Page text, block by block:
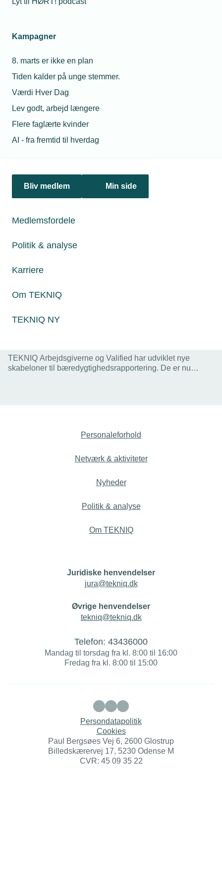
Kampagner
8. marts er ikke en plan
Tiden kalder på unge stemmer.
Værdi Hver Dag
Lev godt, arbejd længere
Flere faglærte kvinder
AI - fra fremtid til hverdag
Bliv medlem Min side
Medlemsfordele
Politik & analyse
Karriere
Om TEKNIQ
TEKNIQ NY
byggeprocessen fremover medregnes i bygningers
direktivet træder i kraft i 2024, vil det snart sprede sig til de
mindre virksomheder – det er blot et spørgsmål om tid.
TEKNIQ Arbejdsgiverne og Valified har udviklet nye
skabeloner til bæredygtighedsrapportering. De er nu
Personaleforhold
Netværk & aktiviteter
Nyheder
Politik & analyse
Om TEKNIQ
Juridiske henvendelser
jura@tekniq.dk
Øvrige henvendelser
tekniq@tekniq.dk
Telefon: 43436000
Mandag til torsdag fra kl. 8:00 til 16:00
Fredag fra kl. 8:00 til 15:00
Persondatapolitik
Cookies
Paul Bergsøes Vej 6, 2600 Glostrup
Billedskærervej 17, 5230 Odense M
CVR: 45 09 35 22